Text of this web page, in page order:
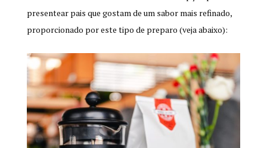
presentear pais que gostam de um sabor mais refinado,
proporcionado por este tipo de preparo (veja abaixo):